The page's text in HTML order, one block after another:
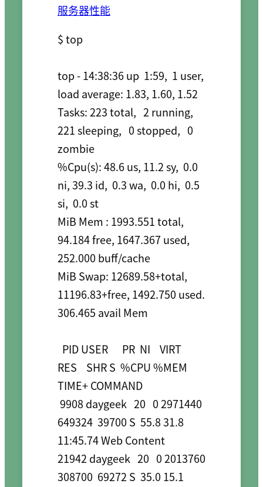
服务器性能
$ top
top - 14:38:36 up  1:59,  1 user,
load average: 1.83, 1.60, 1.52
Tasks: 223 total,   2 running,
221 sleeping,   0 stopped,   0
zombie
%Cpu(s): 48.6 us, 11.2 sy,  0.0
ni, 39.3 id,  0.3 wa,  0.0 hi,  0.5
si,  0.0 st
MiB Mem : 1993.551 total,
94.184 free, 1647.367 used,
252.000 buff/cache
MiB Swap: 12689.58+total,
11196.83+free, 1492.750 used.
306.465 avail Mem
RES    SHR S  %CPU %MEM
TIME+ COMMAND
649324  39700 S  55.8 31.8
11:45.74 Web Content
21942 daygeek   20   0 2013760
308700  69272 S  35.0 15.1